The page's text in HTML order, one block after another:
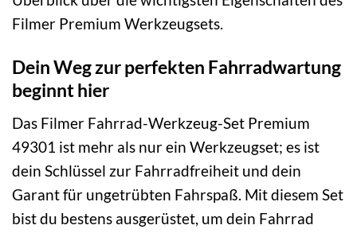
Filmer Premium Werkzeugsets.
Dein Weg zur perfekten Fahrradwartung
beginnt hier
Das Filmer Fahrrad-Werkzeug-Set Premium
49301 ist mehr als nur ein Werkzeugset; es ist
dein Schlüssel zur Fahrradfreiheit und dein
Garant für ungetrübten Fahrspaß. Mit diesem Set
bist du bestens ausgerüstet, um dein Fahrrad